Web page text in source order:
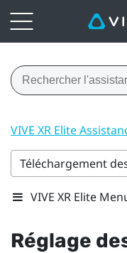
VIVE XR Elite
Téléchargement
VIVE XR Elite
Réglage